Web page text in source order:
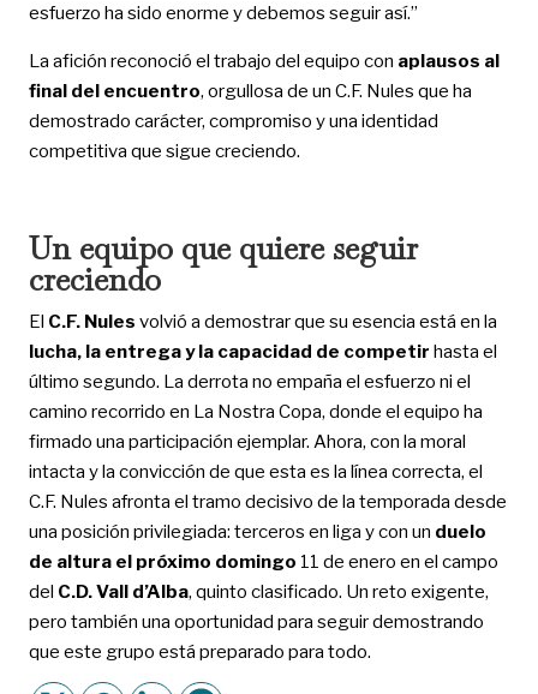
esfuerzo ha sido enorme y debemos seguir así.”
La afición reconoció el trabajo del equipo con aplausos al
final del encuentro, orgullosa de un C.F. Nules que ha
demostrado carácter, compromiso y una identidad
competitiva que sigue creciendo.
Un equipo que quiere seguir
creciendo
El C.F. Nules volvió a demostrar que su esencia está en la
lucha, la entrega y la capacidad de competir hasta el
último segundo. La derrota no empaña el esfuerzo ni el
camino recorrido en La Nostra Copa, donde el equipo ha
firmado una participación ejemplar. Ahora, con la moral
intacta y la convicción de que esta es la línea correcta, el
C.F. Nules afronta el tramo decisivo de la temporada desde
una posición privilegiada: terceros en liga y con un duelo
de altura el próximo domingo 11 de enero en el campo
del C.D. Vall d’Alba, quinto clasificado. Un reto exigente,
pero también una oportunidad para seguir demostrando
que este grupo está preparado para todo.